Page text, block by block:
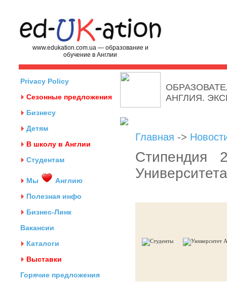
www.edukation.com.ua — образование и
обучение в Англии
Privacy Policy
Сезонные предложения
Бизнесу
Детям
В школу в Англии
Студентам
Мы
Англию
Полезная инфо
Бизнес-Линк
Вакансии
Каталоги
Выставки
Горячие предложения
АНГЛИЯ.
Главная ->
Стипендия